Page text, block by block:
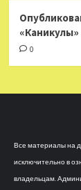
«Каникулы»
0
Все материалы на
исключительно в
владельцам.